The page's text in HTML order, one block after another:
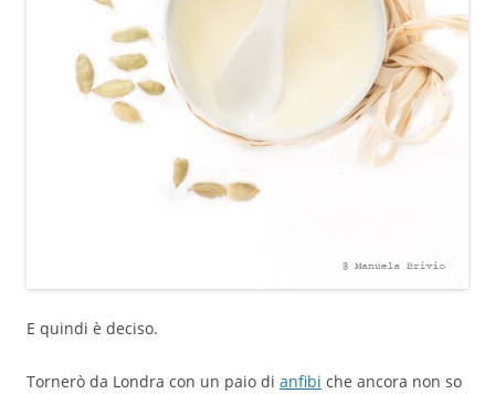
E quindi è deciso.
Tornerò da Londra con un paio di anfibi che ancora non so